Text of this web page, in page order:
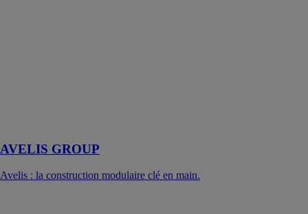
AVELIS GROUP
Avelis : la construction modulaire clé en main.